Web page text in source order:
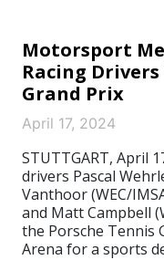
Motorsport
Racing
Grand Prix
April 17, 2024
STUTTGART, April
drivers Pascal
Vanthoor (WEC/
and Matt Campbell
the Porsche Tennis
Arena for a sports